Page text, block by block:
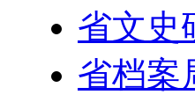
省文史
省档案